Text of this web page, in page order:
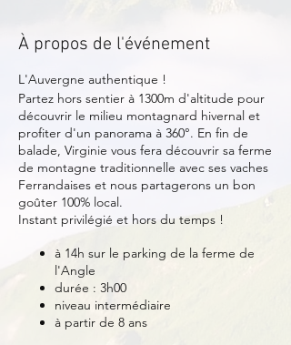
À propos de l'événement
L'Auvergne authentique !
Partez hors sentier à 1300m d'altitude pour
découvrir le milieu montagnard hivernal et
profiter d'un panorama à 360°. En fin de
balade, Virginie vous fera découvrir sa ferme
de montagne traditionnelle avec ses vaches
Ferrandaises et nous partagerons un bon
goûter 100% local.
Instant privilégié et hors du temps !
à 14h sur le parking de la ferme de
l'Angle
durée : 3h00
niveau intermédiaire
à partir de 8 ans